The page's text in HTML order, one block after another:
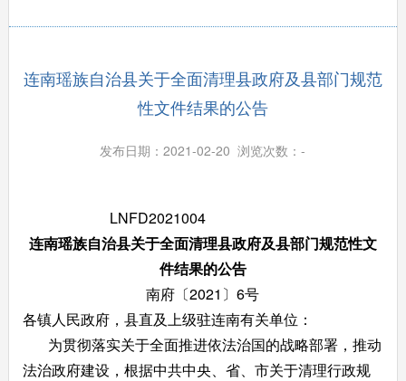
连南瑶族自治县关于全面清理县政府及县部门规范
性文件结果的公告
发布日期：2021-02-20 浏览次数：-
LNFD2021004
连南瑶族自治县关于全面清理县政府及县部门规范性文
件结果的公告
南府〔2021〕6号
各镇人民政府，县直及上级驻连南有关单位：
为贯彻落实关于全面推进依法治国的战略部署，推动
法治政府建设，根据中共中央、省、市关于清理行政规